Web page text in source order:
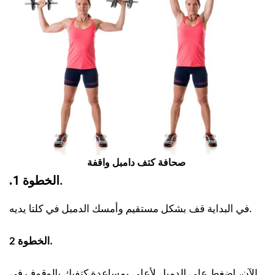
صحافة كتف دامبل واقفة
. الخطوة 1.
في البداية قف بشكل مستقيم وأمسك الدمبل في كلتا يديه.
الخطوة 2.